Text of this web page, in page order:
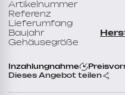
Artikelnummer
Referenz
Lieferumfang
Baujahr
Gehäusegröße
Inzahlungnahme
Dieses Angebot teilen